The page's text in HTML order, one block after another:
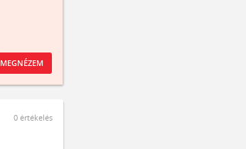
MEGNÉZEM
0 értékelés